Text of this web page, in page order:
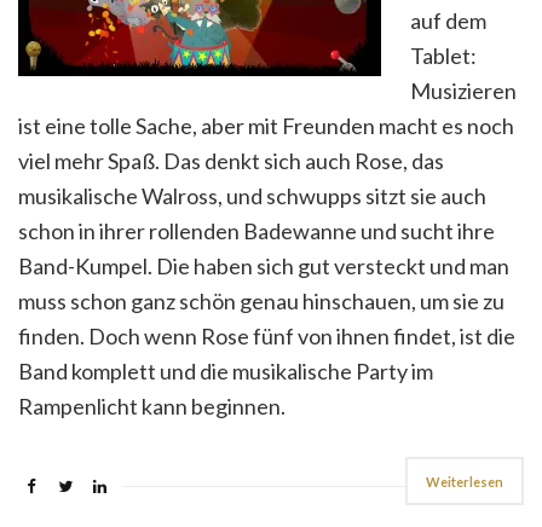
auf dem
Tablet:
Musizieren
ist eine tolle Sache, aber mit Freunden macht es noch
viel mehr Spaß. Das denkt sich auch Rose, das
musikalische Walross, und schwupps sitzt sie auch
schon in ihrer rollenden Badewanne und sucht ihre
Band-Kumpel. Die haben sich gut versteckt und man
muss schon ganz schön genau hinschauen, um sie zu
finden. Doch wenn Rose fünf von ihnen findet, ist die
Band komplett und die musikalische Party im
Rampenlicht kann beginnen.
Weiterlesen